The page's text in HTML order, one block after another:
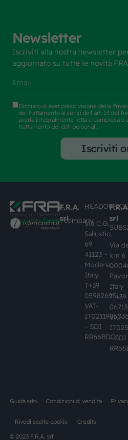
Newsletter
Iscriviti alla nostra newsletter
aggiornato su tutte le novità
Dichiaro di aver preso visione della
del trattamento ai sensi dell’art. 13 del
averla integralmente letta e compresa e
trattamento dei dati personali.
Iscriviti
#busknowledgecompany
F.R.A.
srl
HEADOFFICE
Via C.G.
Sallustio,
69
41123 –
Modena,
Italy
T+39
059826951
VAT-
– SDI
RR66BDG
srl
Via
km 6
Italy
T +39
VAT-
– SDI
© 2023 F.R.A. srl
Guida sito Condizioni di vendita
Rivedi scelte cookie Credits